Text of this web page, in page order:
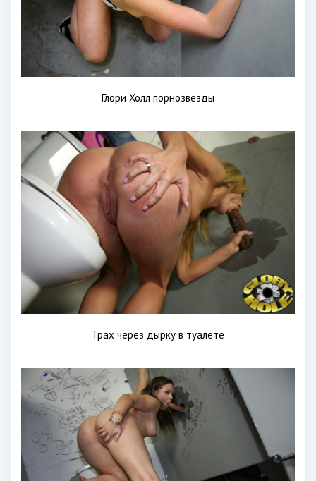
Глори Холл порнозвезды
Трах через дырку в туалете